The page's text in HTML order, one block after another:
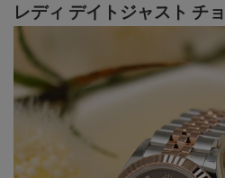
レディ デイトジャスト チ